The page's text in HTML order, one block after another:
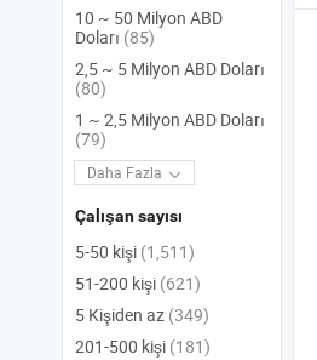
10 ~ 50 Milyon ABD
Doları (85)
2,5 ~ 5 Milyon ABD Doları
(80)
1 ~ 2,5 Milyon ABD Doları
(79)
Daha Fazla
Çalışan sayısı
5-50 kişi (1,511)
51-200 kişi (621)
5 Kişiden az (349)
201-500 kişi (181)